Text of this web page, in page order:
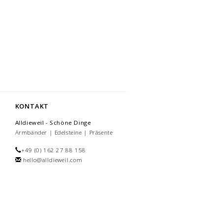
KONTAKT
Alldieweil - Schöne Dinge
Armbänder | Edelsteine | Präsente
+49 (0) 162 27 88 158
hello@alldieweil.com